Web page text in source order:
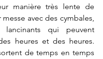
manière très lente de
avec des cymbales,
lancinants qui peuvent
heures et des heures.
de temps en temps